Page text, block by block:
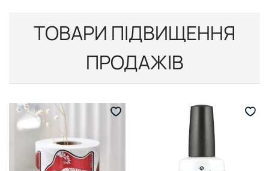
ТОВАРИ ПІДВИЩЕННЯ
ПРОДАЖІВ